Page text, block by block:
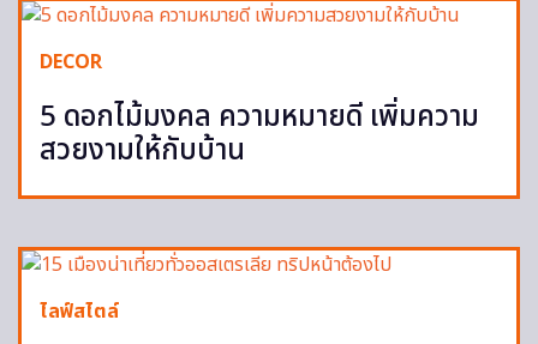
DECOR
5 ดอกไม้มงคล ความหมายดี เพิ่มความ
สวยงามให้กับบ้าน
ไลฟ์สไตล์